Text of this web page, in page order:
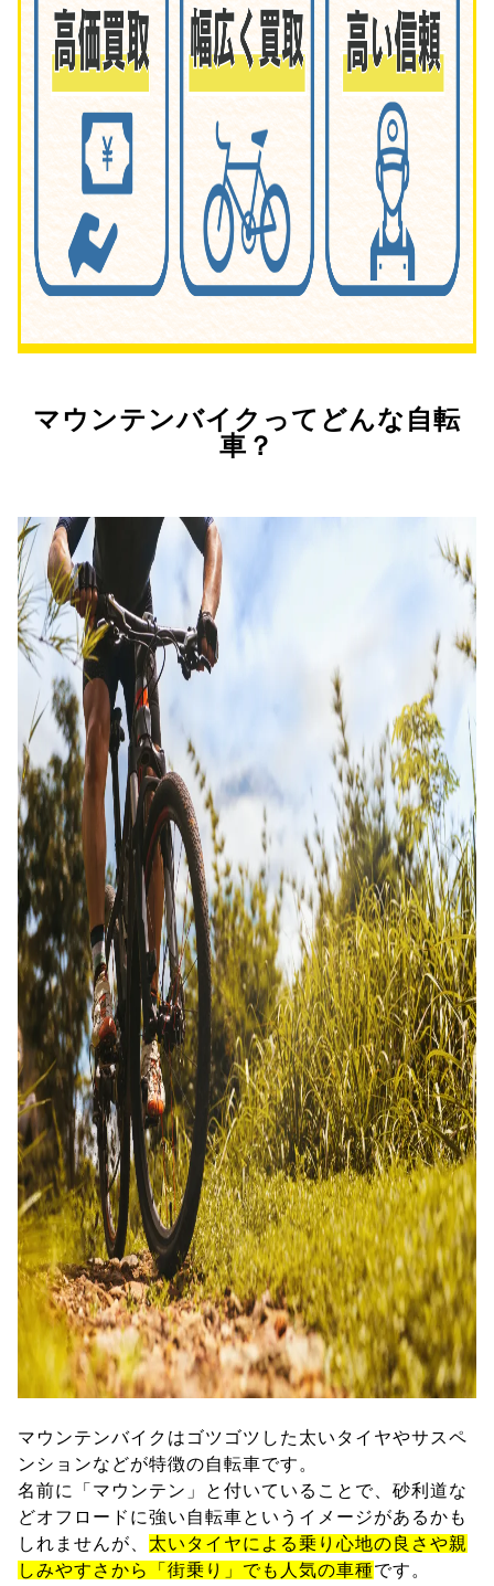
マウンテンバイクってどんな自転
車？
マウンテンバイクはゴツゴツした太いタイヤやサスペ
ンションなどが特徴の自転車です。
名前に「マウンテン」と付いていることで、砂利道な
どオフロードに強い自転車というイメージがあるかも
しれませんが、 太いタイヤによる乗り心地の良さや親
しみやすさから「街乗り」でも人気の車種です。